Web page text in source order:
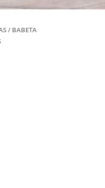
/ BABETA